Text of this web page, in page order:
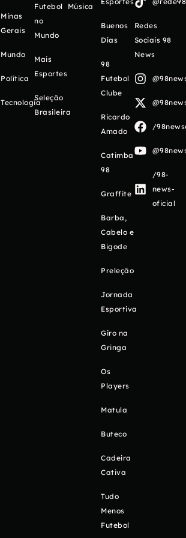
Minas
Gerais
Mundo
Política
Tecnologia
Futebol
no
Mundo
Mais
Esportes
Seleção
Brasileira
Música
Buenos
Días
98
Futebol
Clube
Ricardo
Amado
Catimba
98
Graffite
Barba,
Cabelo e
Bigode
Preleção
Jornada
Esportiva
Giro na
Gringa
Os
Players
Matula
Buteco
Cadeira
Cativa
Tudo
Menos
Futebol
Redes
Sociais 98
News
/
/98-
news-
oficial